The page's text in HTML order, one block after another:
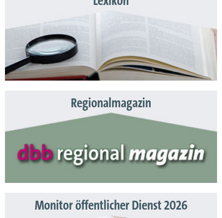
Regionalmagazin
Monitor öffentlicher Dienst 2026